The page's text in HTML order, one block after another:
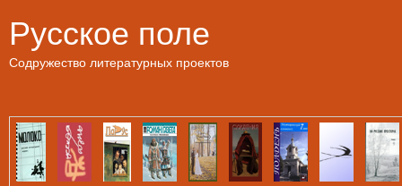
Русское поле
Содружество литературных проектов